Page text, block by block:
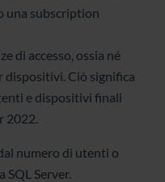
una subscription
di accesso, ossia né
dispositivi. Ciò significa
e dispositivi finali
2022.
numero di utenti o
Server.